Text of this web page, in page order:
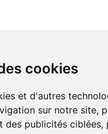
cookies
et d'autres
sur notre site,
des publicités